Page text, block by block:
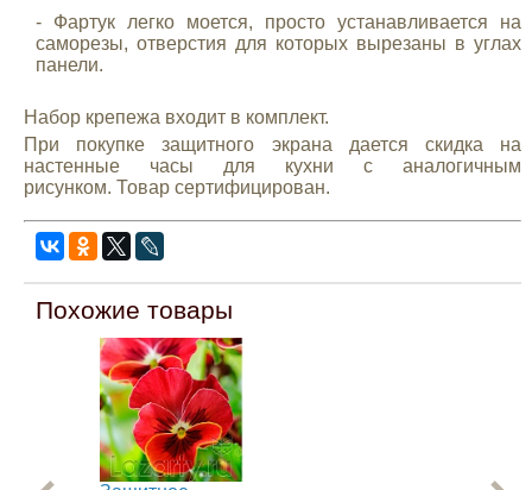
- Фартук легко моется, просто устанавливается на
саморезы, отверстия для которых вырезаны в углах
панели.
Набор крепежа входит в комплект.
При покупке защитного экрана дается скидка на
настенные часы для кухни с аналогичным
рисунком. Товар сертифицирован.
Похожие товары